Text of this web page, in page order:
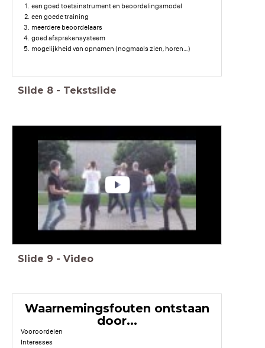
een goed toetsinstrument en beoordelingsmodel
een goede training
meerdere beoordelaars
goed afsprakensysteem
mogelijkheid van opnamen (nogmaals zien, horen…)
Slide 8 - Tekstslide
Slide 9 - Video
Waarnemingsfouten ontstaan
door...
Vooroordelen
Interesses